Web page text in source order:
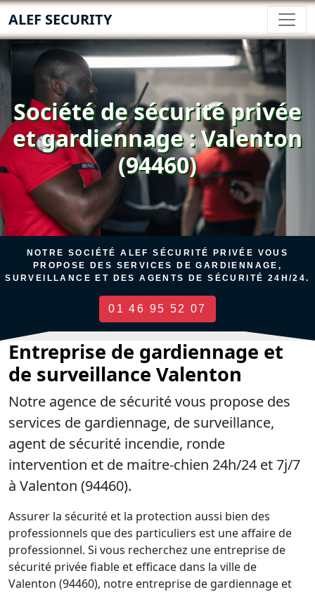
ALEF SECURITY
Société de sécurité privée
et gardiennage : Valenton
(94460)
NOTRE SOCIÉTÉ ALEF SÉCURITÉ PRIVÉE VOUS
PROPOSE DES SERVICES DE GARDIENNAGE,
SURVEILLANCE ET DES AGENTS DE SÉCURITÉ 24H/24.
01 46 95 52 07
Entreprise de gardiennage et
de surveillance Valenton
Notre agence de sécurité vous propose des
services de gardiennage, de surveillance,
agent de sécurité incendie, ronde
intervention et de maitre-chien 24h/24 et 7j/7
à Valenton (94460).
Assurer la sécurité et la protection aussi bien des
professionnels que des particuliers est une affaire de
professionnel. Si vous recherchez une entreprise de
sécurité privée fiable et efficace dans la ville de
Valenton (94460), notre entreprise de gardiennage et